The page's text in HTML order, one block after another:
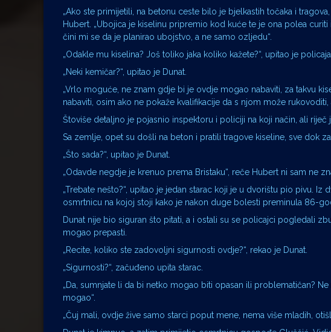
„Ako ste primijetili, na betonu ceste bilo je bjelkastih točaka i
Hubert. „Ubojica je kiselinu pripremio kod kuće te je ona polea
čini mi se da je planirao ubojstvo, a ne samo ozljedu“.
„Odakle mu kiselina? Još toliko jaka koliko kažete?“, upitao je
„Neki kemičar?“, upitao je Dunat.
„Vrlo moguće, ne znam gdje bi je ovdje mogao nabaviti, za takvu
nabaviti, osim ako ne pokaže kvalifikacije da s njom može
Štoviše detaljno je pojasnio inspektoru i policiji na koji način, ali
Sa zemlje, opet su došli na beton i pratili tragove kiseline, sve dok
„Što sada?“, upitao je Dunat.
„Odavde negdje je krenuo prema Bristaku“, reče Hubert ni sam ne
„Trebate nešto?“, upitao je jedan starac koji je u dvorištu pio pivu.
osmrtnicu na kojoj stoji kako je nakon duge bolesti preminula 86-
Dunat nije bio siguran što pitati, a i ostali su se policajci pogledali
mogao prepasti.
„Recite, koliko ste zadovoljni sigurnosti ovdje?“, rekao je Dunat.
„Sigurnosti?“, začuđeno upita starac.
„Da, sumnjate li da bi netko mogao biti opasan ili problematičan?
mogao“.
„Čuj mali, ovdje žive samo starci poput mene, nema više mladih,